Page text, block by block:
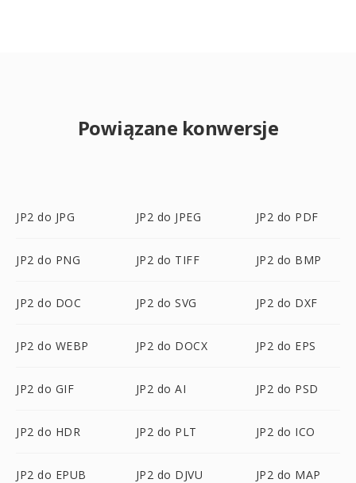
Powiązane konwersje
JP2 do JPG JP2 do JPEG JP2 do PDF
JP2 do PNG JP2 do TIFF JP2 do BMP
JP2 do DOC JP2 do SVG JP2 do DXF
JP2 do WEBP JP2 do DOCX JP2 do EPS
JP2 do GIF JP2 do AI JP2 do PSD
JP2 do HDR JP2 do PLT JP2 do ICO
JP2 do EPUB JP2 do DJVU JP2 do MAP